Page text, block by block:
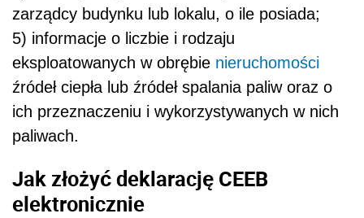
zarządcy budynku lub lokalu, o ile posiada;
5) informacje o liczbie i rodzaju
eksploatowanych w obrębie nieruchomości
źródeł ciepła lub źródeł spalania paliw oraz o
ich przeznaczeniu i wykorzystywanych w nich
paliwach.
Jak złożyć deklarację CEEB
elektronicznie